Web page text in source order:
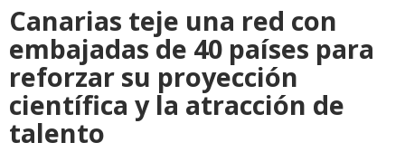
Canarias teje una red con
embajadas de 40 países para
reforzar su proyección
científica y la atracción de
talento